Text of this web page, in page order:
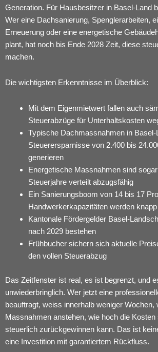
Generation. Für Hausbesitzer in Basel-Land
Wer eine Dachsanierung, Spenglerarbeiten,
Erneuerung oder eine energetische
plant, hat noch bis Ende 2028 Zeit, diese
machen.
Die wichtigsten Erkenntnisse im Überblick:
Mit dem Eigenmietwert fallen auch
Steuerabzüge für Unterhaltskosten
Typische Dachmassnahmen in Basel-
Steuerersparnisse von 2.400 bis
generieren
Energetische Massnahmen sind
Steuerjahre verteilt abzugsfähig
Ein Sanierungsboom von 14 bis 17
Handwerkerkapazitäten werden knapp
Kantonale Fördergelder Basel-
nach 2029 bestehen
Frühbucher sichern sich aktuelle
den vollen Steuerabzug
Das Zeitfenster ist real, es ist begrenzt, und
unwiederbringlich. Wer jetzt eine
beauftragt, weiss innerhalb weniger Wochen,
Massnahmen anstehen, wie hoch die
steuerlich zurückgewinnen kann. Das ist
eine Investition mit garantiertem Rückfluss.